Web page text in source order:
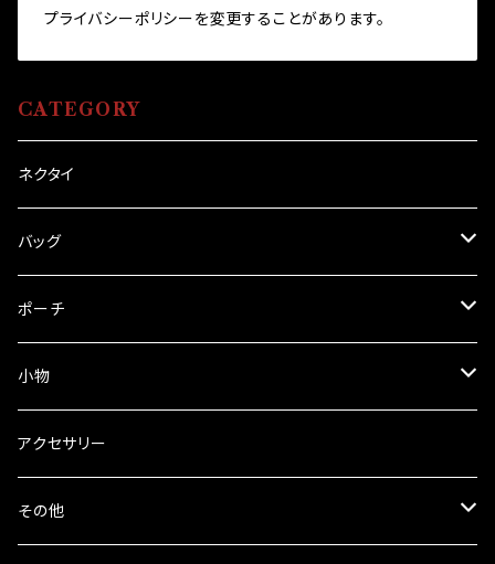
プライバシーポリシーを変更することがあります。
CATEGORY
ネクタイ
バッグ
ハンドバッグ
ショルダーバッグ
ウエストバッグ
ポーチ
スマホポーチ
メイドさんポーチ
推しぬいポーチ
小物
メガネ・ペンケース
コンパクト財布
アクセサリー
その他